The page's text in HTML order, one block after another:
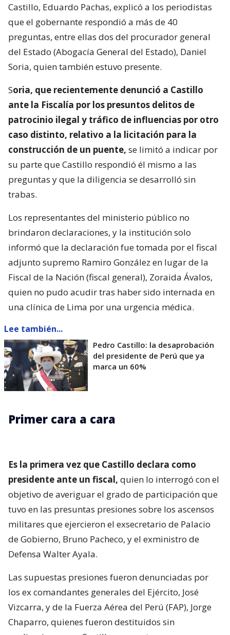
Castillo, Eduardo Pachas, explicó a los periodistas
que el gobernante respondió a más de 40
preguntas, entre ellas dos del procurador general
del Estado (Abogacía General del Estado), Daniel
Soria, quien también estuvo presente.
Soria, que recientemente denunció a Castillo
ante la Fiscalía por los presuntos delitos de
patrocinio ilegal y tráfico de influencias por otro
caso distinto, relativo a la licitación para la
construcción de un puente, se limitó a indicar por
su parte que Castillo respondió él mismo a las
preguntas y que la diligencia se desarrolló sin
trabas.
Los representantes del ministerio público no
brindaron declaraciones, y la institución solo
informó que la declaración fue tomada por el fiscal
adjunto supremo Ramiro González en lugar de la
Fiscal de la Nación (fiscal general), Zoraida Ávalos,
quien no pudo acudir tras haber sido internada en
una clínica de Lima por una urgencia médica.
Lee también...
Pedro Castillo: la desaprobación
del presidente de Perú que ya
marca un 60%
Primer cara a cara
Es la primera vez que Castillo declara como
presidente ante un fiscal, quien lo interrogó con el
objetivo de averiguar el grado de participación que
tuvo en las presuntas presiones sobre los ascensos
militares que ejercieron el exsecretario de Palacio
de Gobierno, Bruno Pacheco, y el exministro de
Defensa Walter Ayala.
Las supuestas presiones fueron denunciadas por
los ex comandantes generales del Ejército, José
Vizcarra, y de la Fuerza Aérea del Perú (FAP), Jorge
Chaparro, quienes fueron destituidos sin